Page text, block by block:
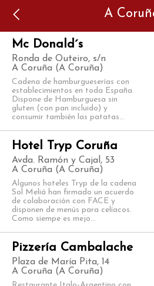
A
Mc Donald´s
Ronda de Outeiro, s/n
A Coruña (A Coruña)
Cadena de hamburgueserías con
establecimientos en toda España.
Dispone de Hamburguesa sin
gluten (con pan incluido) y
consumir también las patatas...
Hotel Tryp Coruña
Avda. Ramón y Cajal, 53
A Coruña (A Coruña)
Algunos hoteles Tryp de la cadena
Sol Meliá han firmado un acuerdo
de colaboración con FACE y
disponen de menús para celíacos.
Como siempe es mejo...
Pizzería Cambalache
Plaza de María Pita, 14
A Coruña (A Coruña)
authorized to show the cookie
ID 546ddaab-b478-4440-aa8a-
the domain group in the
the domain.